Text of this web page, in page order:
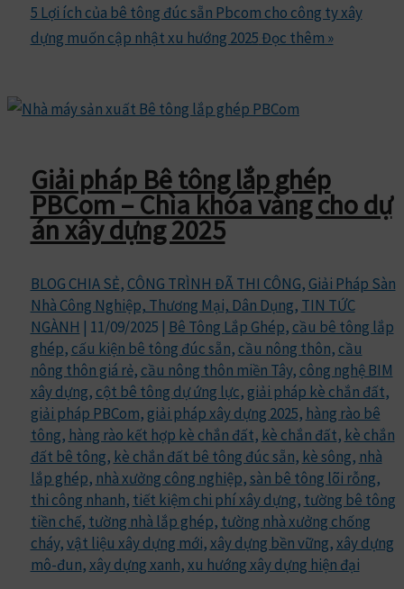
5 Lợi ích của bê tông đúc sẵn Pbcom cho công ty xây
dựng muốn cập nhật xu hướng 2025 Đọc thêm »
Giải pháp Bê tông lắp ghép
PBCom – Chìa khóa vàng cho dự
án xây dựng 2025
BLOG CHIA SẺ, CÔNG TRÌNH ĐÃ THI CÔNG, Giải Pháp Sàn
Nhà Công Nghiệp, Thương Mại, Dân Dụng, TIN TỨC
NGÀNH | 11/09/2025 | Bê Tông Lắp Ghép, cầu bê tông lắp
ghép, cấu kiện bê tông đúc sẵn, cầu nông thôn, cầu
nông thôn giá rẻ, cầu nông thôn miền Tây, công nghệ BIM
xây dựng, cột bê tông dự ứng lực, giải pháp kè chắn đất,
giải pháp PBCom, giải pháp xây dựng 2025, hàng rào bê
tông, hàng rào kết hợp kè chắn đất, kè chắn đất, kè chắn
đất bê tông, kè chắn đất bê tông đúc sẵn, kè sông, nhà
lắp ghép, nhà xưởng công nghiệp,sàn bê tông lõi rỗng,
thi công nhanh, tiết kiệm chi phí xây dựng, tường bê tông
tiền chế, tường nhà lắp ghép, tường nhà xưởng chống
cháy,vật liệu xây dựng mới,xây dựng bền vững,xây dựng
mô-đun,xây dựng xanh,xu hướng xây dựng hiện đại